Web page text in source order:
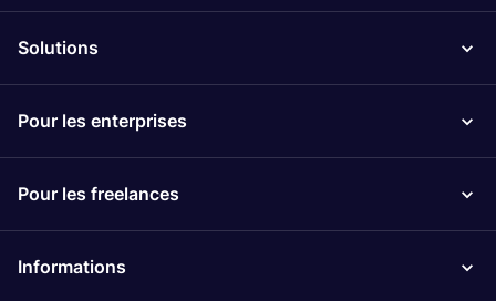
Solutions
Pour les enterprises
Pour les freelances
Informations